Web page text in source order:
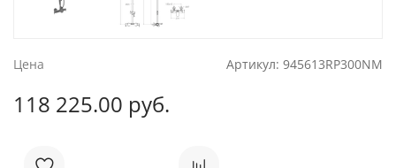
Цена Артикул: 945613RP300NM
118 225.00 руб.